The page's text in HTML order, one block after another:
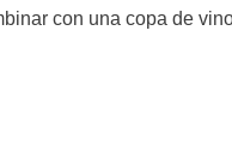
con una copa de